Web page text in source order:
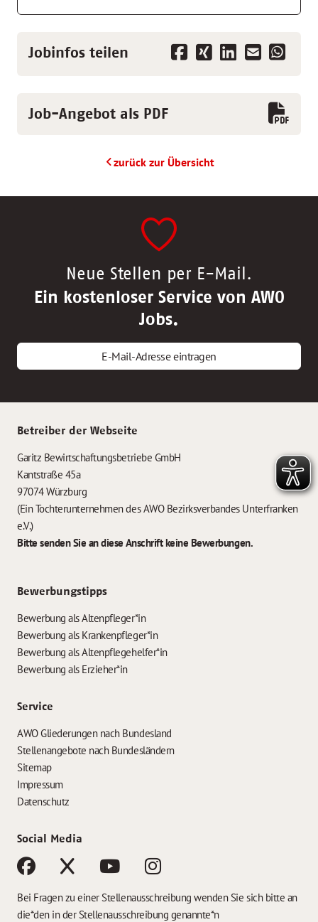
Jobinfos teilen
Job-Angebot als PDF
zurück zur Übersicht
Neue Stellen per E-Mail.
Ein kostenloser Service von AWO
Jobs.
E-Mail-Adresse eintragen
Betreiber der Webseite
Garitz Bewirtschaftungsbetriebe GmbH
Kantstraße 45a
97074 Würzburg
(Ein Tochterunternehmen des AWO Bezirksverbandes Unterfranken
e.V.)
Bitte senden Sie an diese Anschrift keine Bewerbungen.
Bewerbungstipps
Bewerbung als Altenpfleger*in
Bewerbung als Krankenpfleger*in
Bewerbung als Altenpflegehelfer*in
Bewerbung als Erzieher*in
Service
AWO Gliederungen nach Bundesland
Stellenangebote nach Bundesländern
Sitemap
Impressum
Datenschutz
Social Media
Bei Fragen zu einer Stellenausschreibung wenden Sie sich bitte an
die*den in der Stellenausschreibung genannte*n